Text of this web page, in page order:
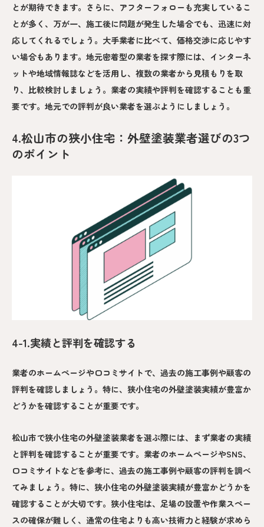
とが期待できます。さらに、アフターフォローも充実しているこ
とが多く、万が一、施工後に問題が発生した場合でも、迅速に対
応してくれるでしょう。大手業者に比べて、価格交渉に応じやす
い場合もあります。地元密着型の業者を探す際には、インターネ
ットや地域情報誌などを活用し、複数の業者から見積もりを取
り、比較検討しましょう。業者の実績や評判を確認することも重
要です。地元での評判が良い業者を選ぶようにしましょう。
4.松山市の狭小住宅：外壁塗装業者選びの3つ
のポイント
4-1.実績と評判を確認する
業者のホームページや口コミサイトで、過去の施工事例や顧客の
評判を確認しましょう。特に、狭小住宅の外壁塗装実績が豊富か
どうかを確認することが重要です。
松山市で狭小住宅の外壁塗装業者を選ぶ際には、まず業者の実績
と評判を確認することが重要です。業者のホームページやSNS、
口コミサイトなどを参考に、過去の施工事例や顧客の評判を調べ
てみましょう。特に、狭小住宅の外壁塗装実績が豊富かどうかを
確認することが大切です。狭小住宅は、足場の設置や作業スペー
スの確保が難しく、通常の住宅よりも高い技術力と経験が求めら